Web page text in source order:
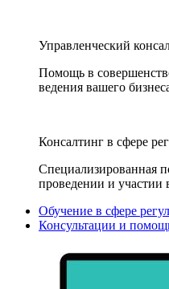
Управленческий
Помощь в
ведения вашего
Консалтинг в сфере
Специализированная
проведении и участии
Обучение в сфере
Консультации и